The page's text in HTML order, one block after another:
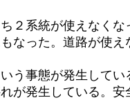
系統が使えなく
った。道路が使
事態が発生して
発生している。